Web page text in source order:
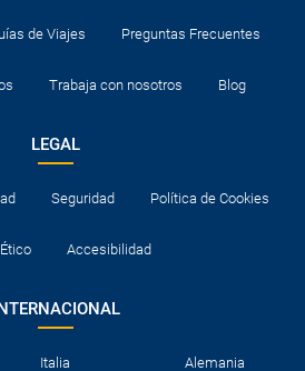
de Viajes Preguntas Frecuentes
Trabaja con nosotros Blog
LEGAL
Seguridad Política de Cookies
Accesibilidad
Italia Alemania